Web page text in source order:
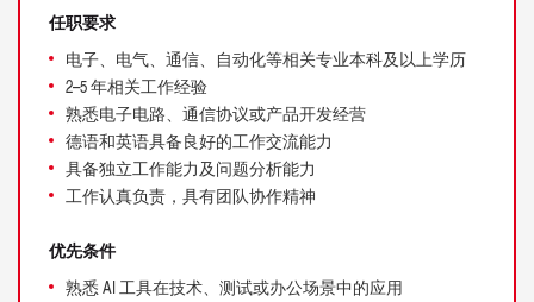
任职要求
电子、电气、通信、自动化等相关专业本科及以上学历
2–5 年相关工作经验
熟悉电子电路、通信协议或产品开发经营
德语和英语具备良好的工作交流能力
具备独立工作能力及问题分析能力
工作认真负责，具有团队协作精神
优先条件
熟悉 AI 工具在技术、测试或办公场景中的应用